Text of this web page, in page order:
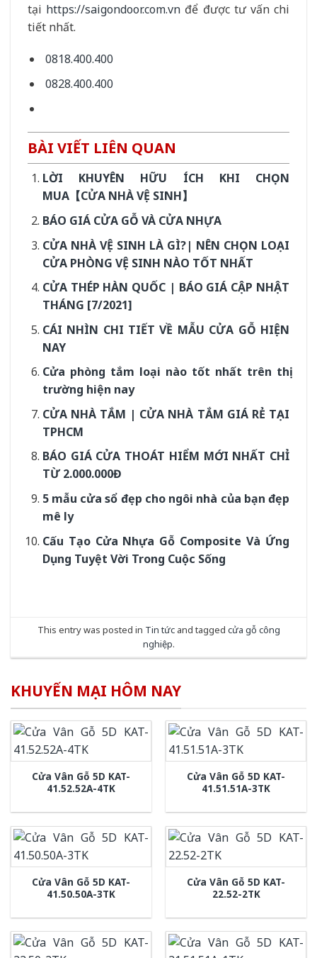
tại https://saigondoor.com.vn để được tư vấn chi
tiết nhất.
0818.400.400
0828.400.400
BÀI VIẾT LIÊN QUAN
LỜI KHUYÊN HỮU ÍCH KHI CHỌN
MUA【CỬA NHÀ VỆ SINH】
BÁO GIÁ CỬA GỖ VÀ CỬA NHỰA
CỬA NHÀ VỆ SINH LÀ GÌ?| NÊN CHỌN LOẠI
CỬA PHÒNG VỆ SINH NÀO TỐT NHẤT
CỬA THÉP HÀN QUỐC | BÁO GIÁ CẬP NHẬT
THÁNG [7/2021]
CÁI NHÌN CHI TIẾT VỀ MẪU CỬA GỖ HIỆN
NAY
Cửa phòng tắm loại nào tốt nhất trên thị
trường hiện nay
CỬA NHÀ TẮM | CỬA NHÀ TẮM GIÁ RẺ TẠI
TPHCM
BÁO GIÁ CỬA THOÁT HIỂM MỚI NHẤT CHỈ
TỪ 2.000.000Đ
5 mẫu cửa sổ đẹp cho ngôi nhà của bạn đẹp
mê ly
Cấu Tạo Cửa Nhựa Gỗ Composite Và Ứng
Dụng Tuyệt Vời Trong Cuộc Sống
This entry was posted in Tin tứcand tagged cửa gỗ công
nghiệp.
KHUYẾN MẠI HÔM NAY
Cửa Vân Gỗ 5D KAT-
41.52.52A-4TK
Cửa Vân Gỗ 5D KAT-
41.51.51A-3TK
Cửa Vân Gỗ 5D KAT-
41.50.50A-3TK
Cửa Vân Gỗ 5D KAT-
22.52-2TK